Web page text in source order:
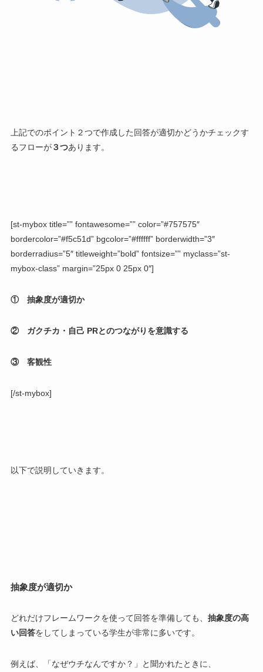
上記でのポイント２つで作成した回答が適切かどうかチェックす
るフローが３つあります。
[st-mybox title=”” fontawesome=”” color=”#757575″
bordercolor=”#f5c51d” bgcolor=”#ffffff” borderwidth=”3″
borderradius=”5″ titleweight=”bold” fontsize=”” myclass=”st-
mybox-class” margin=”25px 0 25px 0″]
① 抽象度が適切か
② ガクチカ・自己 PRとのつながりを意識する
③ 客観性
[/st-mybox]
以下で説明していきます。
抽象度が適切か
どれだけフレームワークを使って回答を準備しても、 抽象度の高
い回答をしてしまっている学生が非常に多いです。
例えば、 「なぜウチなんですか？」と聞かれたときに、